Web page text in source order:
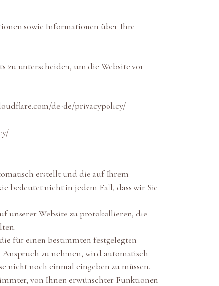
sowie Informationen über Ihre
zu unterscheiden, um die Website vor
de-de/privacypolicy/
erstellt und die auf Ihrem
bedeutet nicht in jedem Fall, dass wir Sie
unserer Website zu protokollieren, die
für einen bestimmten festgelegten
Anspruch zu nehmen, wird automatisch
nicht noch einmal eingeben zu müssen.
von Ihnen erwünschter Funktionen